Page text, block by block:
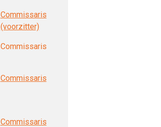
Commissaris
(voorzitter)
Commissaris
Commissaris
Commissaris